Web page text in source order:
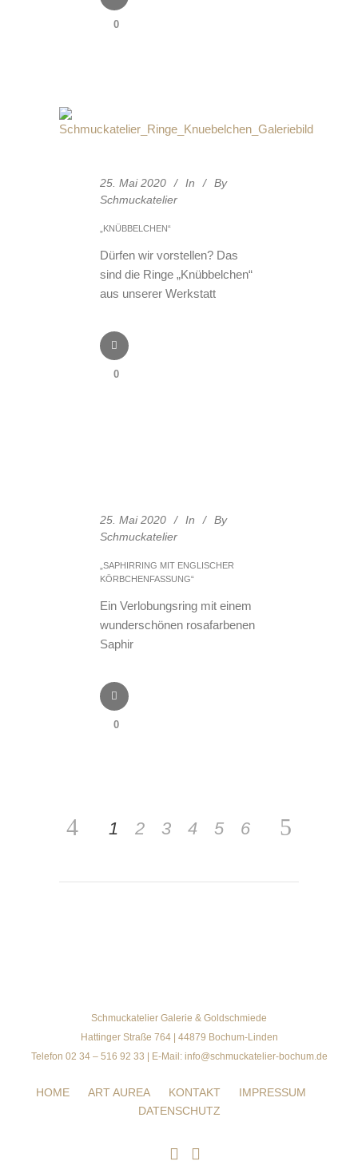
0
25. Mai 2020 In
By
Schmuckatelier
„KNÜBBELCHEN“
Dürfen wir vorstellen? Das
sind die Ringe „Knübbelchen“
aus unserer Werkstatt
0
25. Mai 2020 In
By
Schmuckatelier
„SAPHIRRING MIT ENGLISCHER
KÖRBCHENFASSUNG“
Ein Verlobungsring mit einem
wunderschönen rosafarbenen
Saphir
0
1 2 3 4 5 6
Schmuckatelier Galerie & Goldschmiede
Hattinger Straße 764 | 44879 Bochum-Linden
Telefon 02 34 – 516 92 33 | E-Mail: info@schmuckatelier-bochum.de
HOME ART AUREA KONTAKT
IMPRESSUM
DATENSCHUTZ